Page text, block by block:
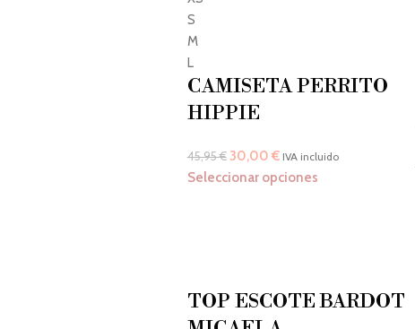
S
M
L
CAMISETA PERRITO
HIPPIE
45,95€ 30,00 € IVA incluido
Seleccionar opciones
TOP ESCOTE BARDOT